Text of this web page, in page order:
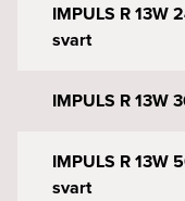
IMPULS R 13W
svart
IMPULS R 13W
IMPULS R 13W
svart